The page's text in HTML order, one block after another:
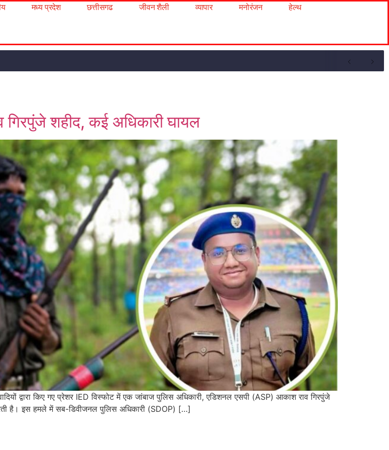
मध्य प्रदेश छत्तीसगढ जीवन शैली व्यापार मनोरंजन
हेल्थ
शहीद, कई अधिकारी घायल
द्वारा किए गए प्रेशर IED विस्फोट में एक जांबाज पुलिस अधिकारी, एडिशनल एसपी (ASP) आकाश राव गिरपुंजे
है। इस हमले में सब-डिवीजनल पुलिस अधिकारी (SDOP) […]